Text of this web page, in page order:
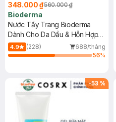
348.000 ₫560.000 ₫
Bioderma
Nước Tẩy Trang Bioderma
Dành Cho Da Dầu & Hỗn Hợp
500ml
4.9 (228)
688/tháng
56%
-53 %